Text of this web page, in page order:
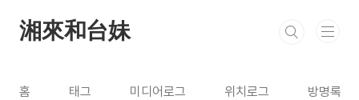
湘來和台妹
홈 태그 미디어로그 위치로그 방명록